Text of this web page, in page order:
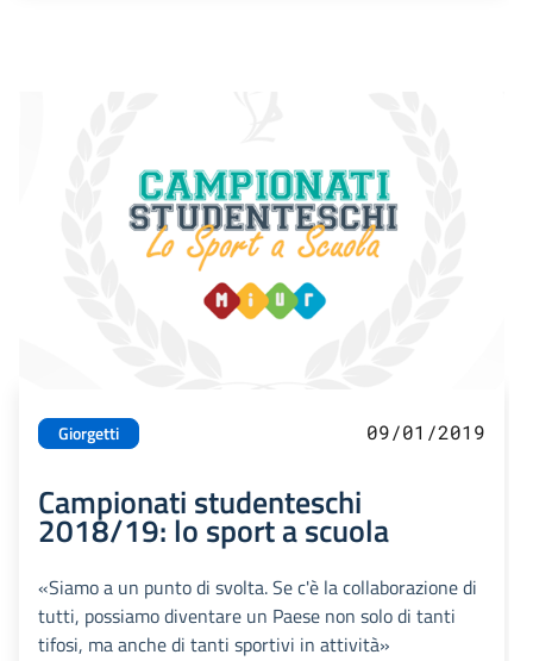
Giorgetti 09/01/2019
Campionati studenteschi
2018/19: lo sport a scuola
«Siamo a un punto di svolta. Se c'è la collaborazione di
tutti, possiamo diventare un Paese non solo di tanti
tifosi, ma anche di tanti sportivi in attività»